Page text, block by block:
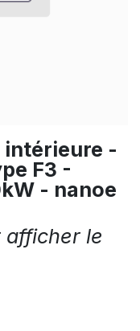
intérieure -
F3 -
- nanoe
afficher le